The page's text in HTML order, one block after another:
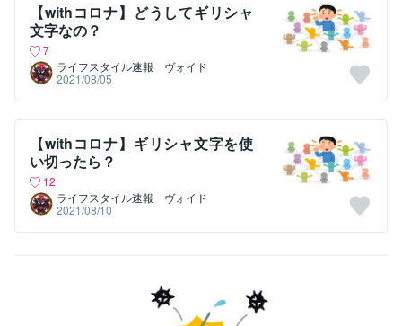
【withコロナ】どうしてギリシャ
文字なの？
7
ライフスタイル速報 ヴォイド
2021/08/05
【withコロナ】ギリシャ文字を使
い切ったら？
12
ライフスタイル速報 ヴォイド
2021/08/10